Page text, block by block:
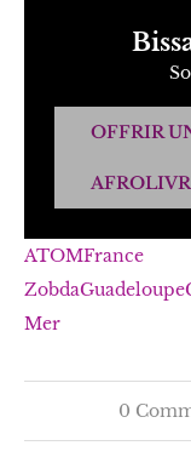
OFFRIR
ATOMFrance
ZobdaGuadeloupe
Mer
0